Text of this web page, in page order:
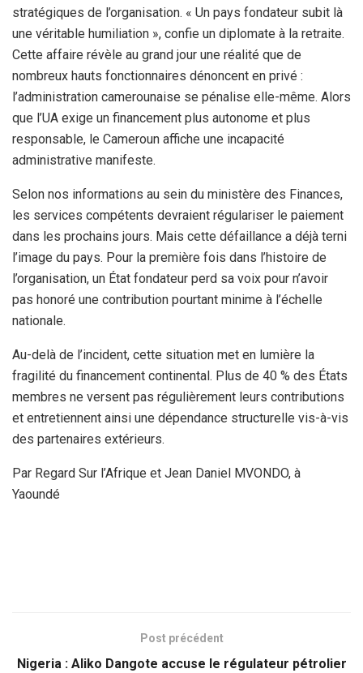
stratégiques de l’organisation. « Un pays fondateur subit là
une véritable humiliation », confie un diplomate à la retraite.
Cette affaire révèle au grand jour une réalité que de
nombreux hauts fonctionnaires dénoncent en privé :
l’administration camerounaise se pénalise elle-même. Alors
que l’UA exige un financement plus autonome et plus
responsable, le Cameroun affiche une incapacité
administrative manifeste.
Selon nos informations au sein du ministère des Finances,
les services compétents devraient régulariser le paiement
dans les prochains jours. Mais cette défaillance a déjà terni
l’image du pays. Pour la première fois dans l’histoire de
l’organisation, un État fondateur perd sa voix pour n’avoir
pas honoré une contribution pourtant minime à l’échelle
nationale.
Au-delà de l’incident, cette situation met en lumière la
fragilité du financement continental. Plus de 40 % des États
membres ne versent pas régulièrement leurs contributions
et entretiennent ainsi une dépendance structurelle vis-à-vis
des partenaires extérieurs.
Par Regard Sur l’Afrique et Jean Daniel MVONDO, à
Yaoundé
Post précédent
Nigeria : Aliko Dangote accuse le régulateur pétrolier